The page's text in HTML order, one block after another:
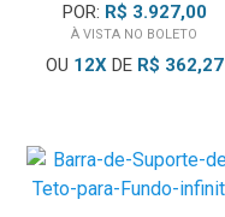
POR: R$ 3.927,00
À VISTA NO BOLETO
OU 12XDE R$ 362,27